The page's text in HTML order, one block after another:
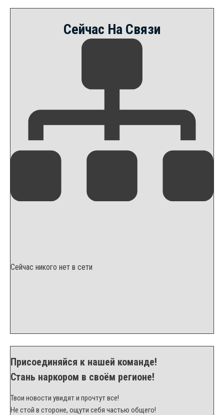
Сейчас На Связи
Сейчас никого нет в сети
Присоединяйся к нашей команде!
Стань наркором в своём регионе!
Твои новости увидят и прочтут все!
Не стой в стороне, ощути себя частью общего!